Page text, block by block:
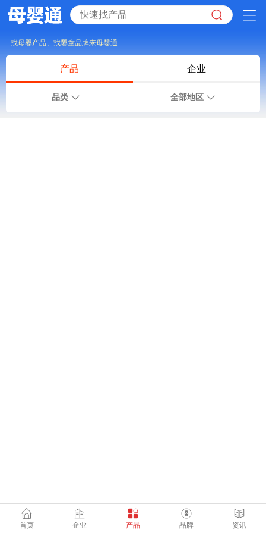
找母婴产品、找婴童品牌来母婴通
产品 企业
品类 全部地区
首页 企业 产品 品牌 资讯